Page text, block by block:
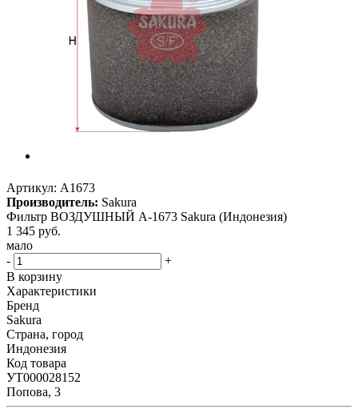
Артикул: A1673
Производитель: Sakura
Фильтр ВОЗДУШНЫЙ A-1673 Sakura (Индонезия)
1 345 руб.
мало
-
+
В корзину
Характеристики
Бренд
Sakura
Страна, город
Индонезия
Код товара
УТ000028152
Попова, 3